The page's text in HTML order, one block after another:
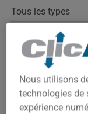
JEAN-SUR-
À Saint-Jean-sur-
facteurs : la valeur
Nous utilisons
technologies de
expérience